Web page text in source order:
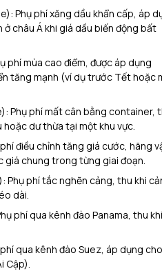
Phụ phí xăng dầu khẩn cấp, áp
châu Á khi giá dầu biến động bất
phí mùa cao điểm, được áp dụng
tăng mạnh (ví dụ trước Tết hoặc
Phụ phí mất cân bằng container,
dư thừa tại một khu vực.
điều chỉnh tăng giá cước, hãng
giá chung trong từng giai đoạn.
Phụ phí tắc nghẽn cảng, thu khi
dài.
phí qua kênh đào Panama, thu khi
qua kênh đào Suez, áp dụng cho
Cập).